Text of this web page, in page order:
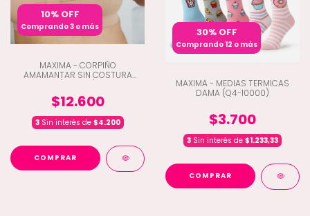
10% OFF
Comprando 3 o más
MAXIMA - CORPIÑO
AMAMANTAR SIN COSTURA
$12.600
3Sin interés de $4.200
COMPRAR
30% OFF
Comprando 12 o más
MAXIMA - MEDIAS TERMICAS
DAMA (Q4-10000)
$3.700
3 Sin interés de $1.233,33
COMPRAR